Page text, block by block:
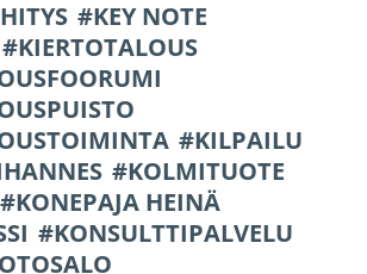
KEY NOTE
KIERTOTALOUS
KILPAILU
KOLMITUOTE
KONEPAJA HEINÄ
KONSULTTIPALVELU